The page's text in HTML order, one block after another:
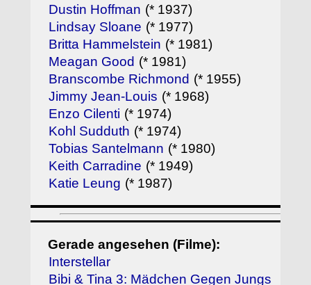
Dustin Hoffman (* 1937)
Lindsay Sloane (* 1977)
Britta Hammelstein (* 1981)
Meagan Good (* 1981)
Branscombe Richmond (* 1955)
Jimmy Jean-Louis (* 1968)
Enzo Cilenti (* 1974)
Kohl Sudduth (* 1974)
Tobias Santelmann (* 1980)
Keith Carradine (* 1949)
Katie Leung (* 1987)
Gerade angesehen (Filme):
Interstellar
Bibi & Tina 3: Mädchen Gegen Jungs